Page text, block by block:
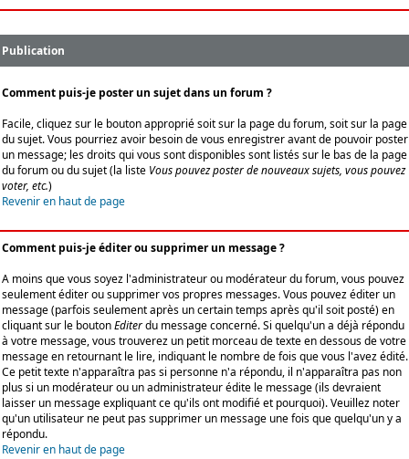
Publication
Comment puis-je poster un sujet dans un forum ?
Facile, cliquez sur le bouton approprié soit sur la page du forum, soit sur la page
du sujet. Vous pourriez avoir besoin de vous enregistrer avant de pouvoir poster
un message; les droits qui vous sont disponibles sont listés sur le bas de la page
du forum ou du sujet (la liste Vous pouvez poster de nouveaux sujets, vous pouvez
voter, etc.)
Revenir en haut de page
Comment puis-je éditer ou supprimer un message ?
A moins que vous soyez l'administrateur ou modérateur du forum, vous pouvez
seulement éditer ou supprimer vos propres messages. Vous pouvez éditer un
message (parfois seulement après un certain temps après qu'il soit posté) en
cliquant sur le boutonEditerdu message concerné. Si quelqu'un a déjà répondu
à votre message, vous trouverez un petit morceau de texte en dessous de votre
message en retournant le lire, indiquant le nombre de fois que vous l'avez édité.
Ce petit texte n'apparaîtra pas si personne n'a répondu, il n'apparaîtra pas non
plus si un modérateur ou un administrateur édite le message (ils devraient
laisser un message expliquant ce qu'ils ont modifié et pourquoi). Veuillez noter
qu'un utilisateur ne peut pas supprimer un message une fois que quelqu'un y a
répondu.
Revenir en haut de page